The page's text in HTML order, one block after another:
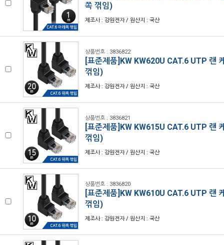
쪽 꺾임)
제조사 : 강원전자 / 원산지 : 국산
상품번호 : 3836822
[표준제품]KW KW620U CAT.6 UTP 랜
꺾임)
제조사 : 강원전자 / 원산지 : 국산
상품번호 : 3836821
[표준제품]KW KW615U CAT.6 UTP 랜
꺾임)
제조사 : 강원전자 / 원산지 : 국산
상품번호 : 3836820
[표준제품]KW KW610U CAT.6 UTP 랜
꺾임)
제조사 : 강원전자 / 원산지 : 국산